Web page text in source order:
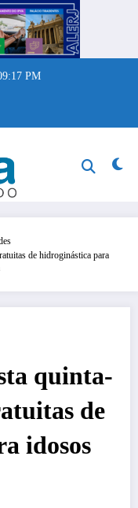
PM
de hidroginástica para
quinta-
de
idosos